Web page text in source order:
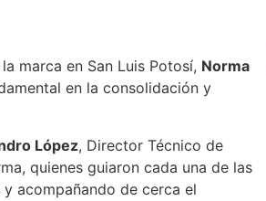
marca en San Luis Potosí, Norma
en la consolidación y
López, Director Técnico de
quienes guiaron cada una de las
acompañando de cerca el